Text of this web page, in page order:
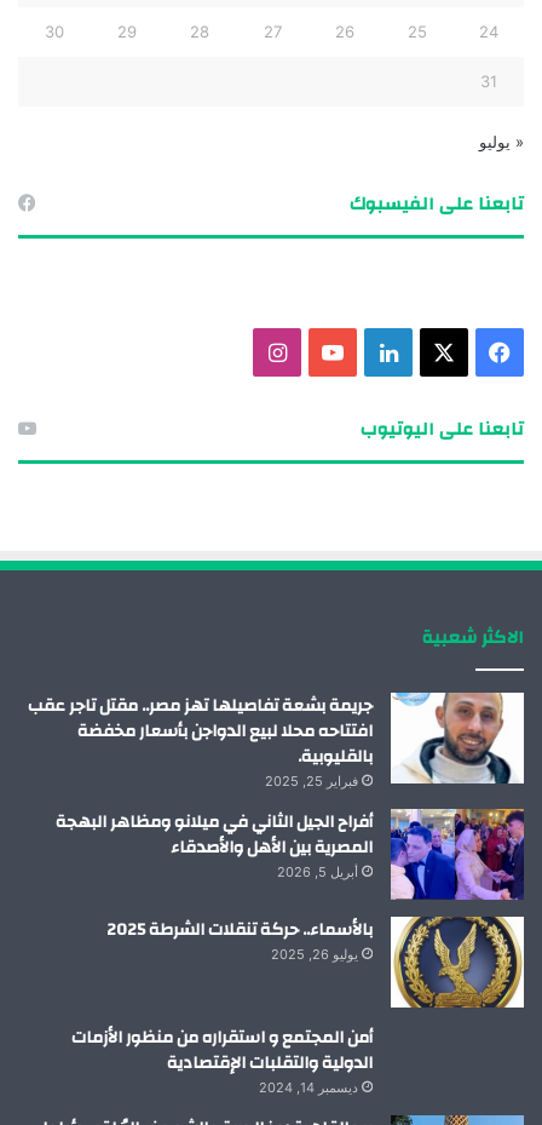
24
25
26
27
28
29
30
31
« يوليو
تابعنا على الفيسبوك
م
تابعنا على اليوتيوب
الاكثر شعبية
جريمة بشعة تفاصيلها تهز مصر.. مقتل تاجر عقب
افتتاحه محلا لبيع الدواجن بأسعار مخفضة
بالقليوبية.
فبراير 25, 2025
أفراح الجيل الثاني في ميلانو ومظاهر البهجة
المصرية بين الأهل والأصدقاء
أبريل 5, 2026
بالأسماء.. حركة تنقلات الشرطة 2025
يوليو 26, 2025
أمن المجتمع و استقراره من منظور الأزمات
الدولية والتقلبات الإقتصادية
ديسمبر 14, 2024